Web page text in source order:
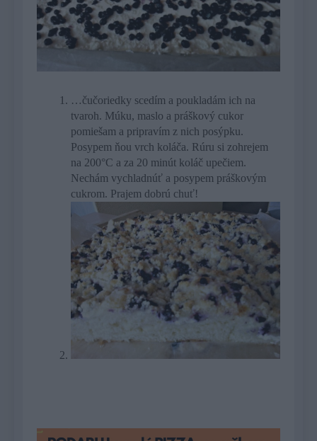
…čučoriedky scedím a poukladám ich na
tvaroh. Múku, maslo a práškový cukor
pomiešam a pripravím z nich posýpku.
Posypem ňou vrch koláča. Rúru si zohrejem
na 200°C a za 20 minút koláč upečiem.
Nechám vychladnúť a posypem práškovým
cukrom. Prajem dobrú chuť!